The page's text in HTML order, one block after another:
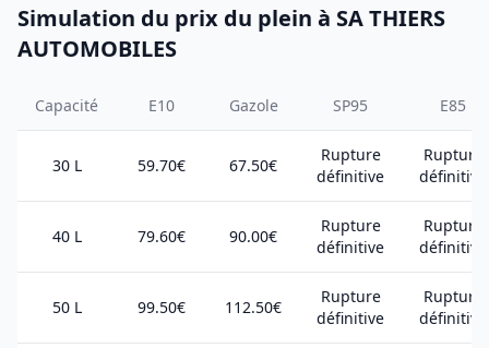
Simulation du prix du plein à SA THIERS
AUTOMOBILES
Capacité E10 Gazole SP95 E85
30 L 59.70€ 67.50€
Rupture
définitive
Rupture
définitive
40 L 79.60€ 90.00€
Rupture
définitive
Rupture
définitive
50 L 99.50€ 112.50€
Rupture
définitive
Rupture
définitive